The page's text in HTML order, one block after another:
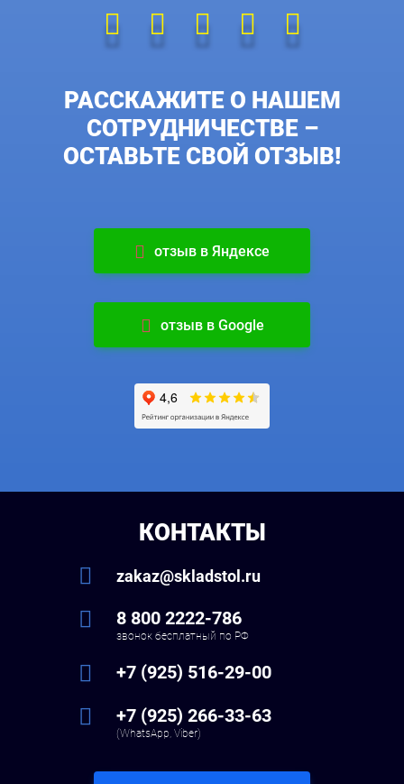
РАССКАЖИТЕ О НАШЕМ
СОТРУДНИЧЕСТВЕ –
ОСТАВЬТЕ СВОЙ ОТЗЫВ!
отзыв в Яндексе
отзыв в Google
КОНТАКТЫ
zakaz@skladstol.ru
8 800 2222-786
звонок бесплатный по РФ
+7 (925) 516-29-00
+7 (925) 266-33-63
(WhatsApp, Viber)